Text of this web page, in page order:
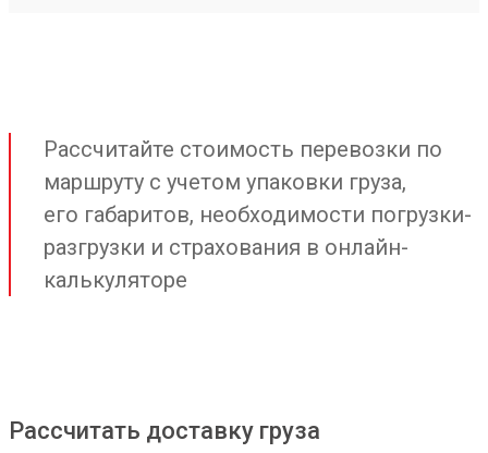
Рассчитайте стоимость перевозки по
маршруту с учетом упаковки груза,
его габаритов, необходимости погрузки-
разгрузки и страхования в онлайн-
калькуляторе
Рассчитать доставку груза